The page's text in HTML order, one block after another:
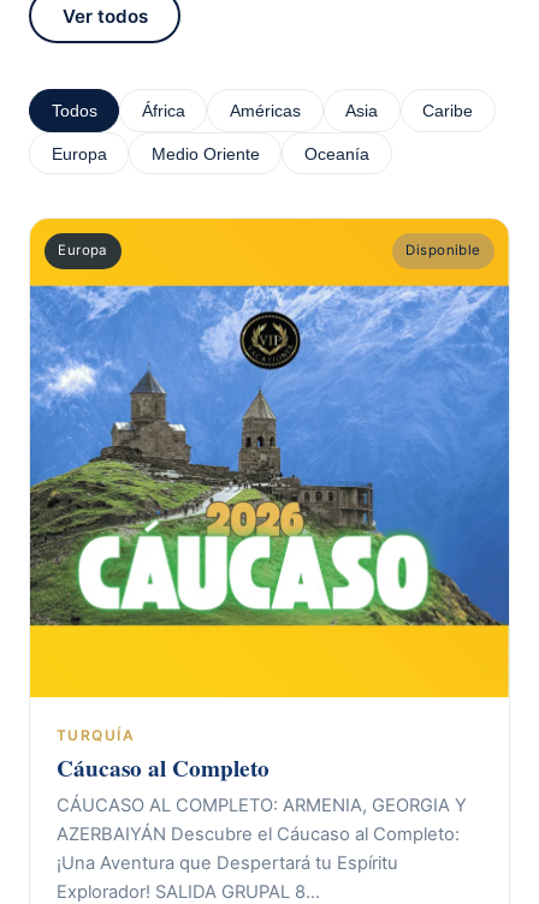
Ver todos
Todos África Américas Asia Caribe
Europa Medio Oriente Oceanía
Europa Disponible
TURQUÍA
Cáucaso al Completo
CÁUCASO AL COMPLETO: ARMENIA, GEORGIA Y
AZERBAIYÁN Descubre el Cáucaso al Completo:
¡Una Aventura que Despertará tu Espíritu
Explorador! SALIDA GRUPAL 8…